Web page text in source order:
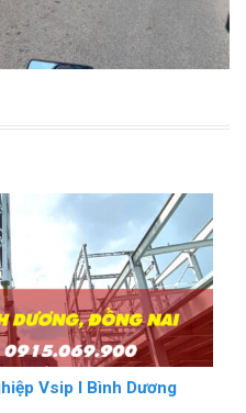
Vsip I Bình Dương